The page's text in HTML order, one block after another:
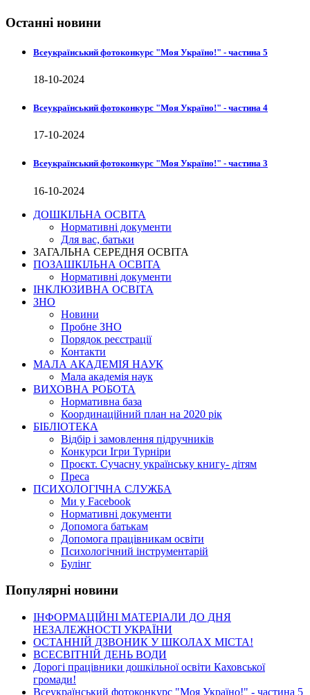
Останні новини
Всеукраїнський фотоконкурс "Моя Україно!" - частина 5
18-10-2024
Всеукраїнський фотоконкурс "Моя Україно!" - частина 4
17-10-2024
Всеукраїнський фотоконкурс "Моя Україно!" - частина 3
16-10-2024
ДОШКІЛЬНА ОСВІТА
Нормативні документи
Для вас, батьки
ЗАГАЛЬНА СЕРЕДНЯ ОСВІТА
ПОЗАШКІЛЬНА ОСВІТА
Нормативні документи
ІНКЛЮЗИВНА ОСВІТА
ЗНО
Новини
Пробне ЗНО
Порядок реєстрації
Контакти
МАЛА АКАДЕМІЯ НАУК
Мала академія наук
ВИХОВНА РОБОТА
Нормативна база
Координаційний план на 2020 рік
БІБЛІОТЕКА
Відбір і замовлення підручників
Конкурси Ігри Турніри
Проєкт. Сучасну українську книгу- дітям
Преса
ПСИХОЛОГІЧНА СЛУЖБА
Ми у Facebook
Нормативні документи
Допомога батькам
Допомога працівникам освіти
Психологічний інструментарій
Булінг
Популярні новини
ІНФОРМАЦІЙНІ МАТЕРІАЛИ ДО ДНЯ
НЕЗАЛЕЖНОСТІ УКРАЇНИ
ОСТАННІЙ ДЗВОНИК У ШКОЛАХ МІСТА!
ВСЕСВІТНІЙ ДЕНЬ ВОДИ
Дорогі працівники дошкільної освіти Каховської
громади!
Всеукраїнський фотоконкурс "Моя Україно!" - частина 5